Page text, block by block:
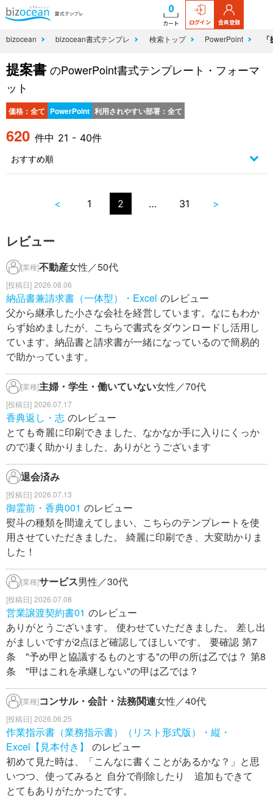
0
カート ログイン 会員登録
bizocean bizocean書式テンプレ 検索トップ PowerPoint
提案書 のPowerPoint書式テンプレート・フォーマ
ット
価格：全て PowerPoint 利用されやすい部署：全て
620 件中 21 - 40件
< 1 2 … 31 >
レビュー
[業種]不動産女性／50代
2026.08.06
納品書兼請求書（一体型）・Excel のレビュー
父から継承した小さな会社を経営しています。なにもわか
らず始めましたが、こちらで書式をダウンロードし活用し
ています。納品書と請求書が一緒になっているので簡易的
で助かっています。
[業種]主婦・学生・働いていない女性／70代
2026.07.17
香典返し・志 のレビュー
とても奇麗に印刷できました、なかなか手に入りにくっか
ので凄く助かりました、ありがとうございます
退会済み
2026.07.13
御霊前・香典001 のレビュー
熨斗の種類を間違えてしまい、こちらのテンプレートを使
用させていただきました。 綺麗に印刷でき、大変助かりま
した！
[業種]サービス男性／30代
2026.07.08
営業譲渡契約書01 のレビュー
ありがとうございます。 使わせていただきました。 差し出
がましいですが2点ほど確認してほしいです。 要確認 第7
条 "予め甲と協議するものとする"の甲の所は乙では？ 第8
条 "甲はこれを承継しない"の甲は乙では？
[業種]コンサル・会計・法務関連女性／40代
2026.06.25
作業指示書（業務指示書）（リスト形式版）・縦・
Excel【見本付き】
のレビュー
初めて見た時は、「こんなに書くことがあるかな？」と思
いつつ、使ってみると 自分で削除したり 追加もできて
とてもありがたかったです。